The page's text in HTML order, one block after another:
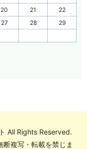
20 21
22
27 28
29
All Rights Reserved.
断複写・転載を禁じま